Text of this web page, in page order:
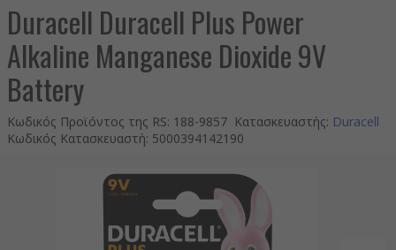
Duracell Duracell Plus Power
Alkaline Manganese Dioxide 9V
Battery
Κωδικός Προϊόντος της RS: 188-9857 Κατασκευαστής: Duracell
Κωδικός Κατασκευαστή: 5000394142190